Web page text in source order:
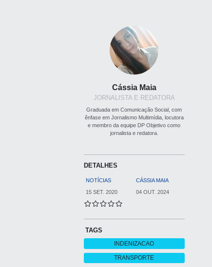
Cássia Maia
JORNALISTA E REDATORA
Graduada em Comunicação Social, com
ênfase em Jornalismo Multimídia, locutora
e membro da equipe DP Objetivo como
jornalista e redatora.
DETALHES
NOTÍCIAS
CÁSSIA MAIA
15 SET. 2020
04 OUT. 2024
TAGS
INDENIZACAO
TRANSPORTE